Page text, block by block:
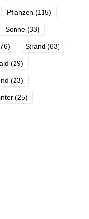
Pflanzen (115)
Sonne (33)
Strand (63)
(29)
(23)
(25)